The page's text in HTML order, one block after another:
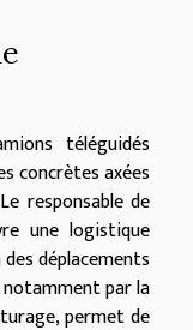
téléguidés
concrètes axées
responsable de
une logistique
déplacements
par la
permet de